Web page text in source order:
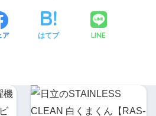
ア はてブ LINE